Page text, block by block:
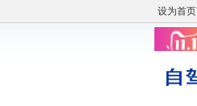
设为首页